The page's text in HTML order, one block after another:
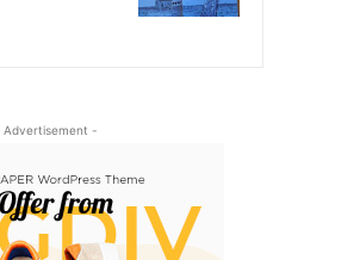
Advertisement -